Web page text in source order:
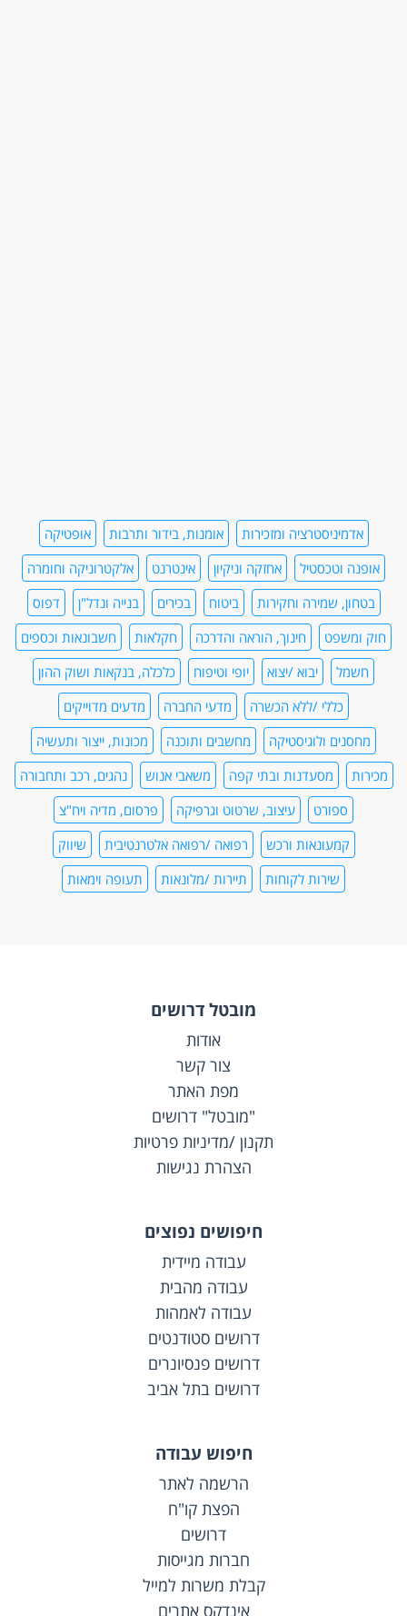
אדמיניסטרציה ומזכירות אומנות, בידור ותרבות
אופטיקה
אופנה וטכסטיל
אחזקה וניקיון אינטרנט
אלקטרוניקה וחומרה
בטחון, שמירה וחקירות
ביטוח בכירים בנייה ונדל"ן
דפוס
חוק ומשפט
חינוך, הוראה והדרכה חקלאות
חשבונאות וכספים
חשמל
יבוא /יצוא יופי וטיפוח
כלכלה, בנקאות ושוק ההון
כללי /ללא הכשרה
מדעי החברה
מדעים מדוייקים
מחסנים ולוגיסטיקה
מחשבים ותוכנה
מכונות, ייצור ותעשיה
מכירות
מסעדנות ובתי קפה משאבי אנוש
נהגים, רכב ותחבורה
ספורט
עיצוב, שרטוט וגרפיקה
פרסום, מדיה ויח"צ
קמעונאות ורכש
רפואה /רפואה אלטרנטיבית
שיווק
שירות לקוחות
תיירות /מלונאות תעופה וימאות
מובטל דרושים
אודות
צור קשר
מפת האתר
"מובטל" דרושים
תקנון /מדיניות פרטיות
הצהרת נגישות
חיפושים נפוצים
עבודה מיידית
עבודה מהבית
עבודה לאמהות
דרושים סטודנטים
דרושים פנסיונרים
דרושים בתל אביב
חיפוש עבודה
הרשמה לאתר
הפצת קו"ח
דרושים
חברות מגייסות
קבלת משרות למייל
אינדקס אתרים